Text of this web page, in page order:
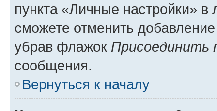
пункта «Личные настройки»
сможете отменить
убрав флажок Присоединить
сообщения.
Вернуться к началу